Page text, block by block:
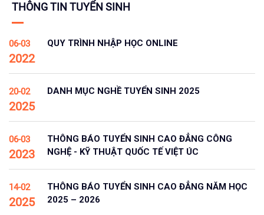
THÔNG TIN TUYỂN SINH
06-03
2022
QUY TRÌNH NHẬP HỌC ONLINE
20-02
2025
DANH MỤC NGHỀ TUYỂN SINH 2025
06-03
2023
THÔNG BÁO TUYỂN SINH CAO ĐẲNG CÔNG
NGHỆ - KỸ THUẬT QUỐC TẾ VIỆT ÚC
14-02
2025
THÔNG BÁO TUYỂN SINH CAO ĐẲNG NĂM HỌC
2025 – 2026